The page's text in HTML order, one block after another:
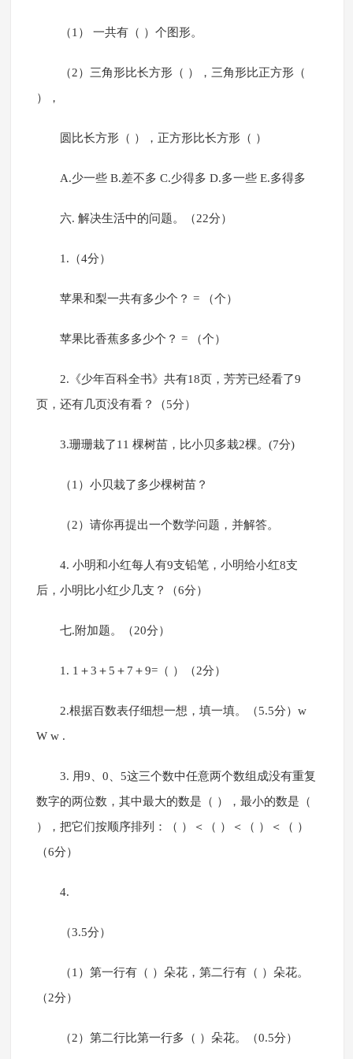
（1） 一共有（ ）个图形。
（2）三角形比长方形（ ），三角形比正方形（
），
圆比长方形（ ），正方形比长方形（ ）
A.少一些 B.差不多 C.少得多 D.多一些 E.多得多
六. 解决生活中的问题。（22分）
1.（4分）
苹果和梨一共有多少个？ = （个）
苹果比香蕉多多少个？ = （个）
2.《少年百科全书》共有18页，芳芳已经看了9
页，还有几页没有看？（5分）
3.珊珊栽了11 棵树苗，比小贝多栽2棵。(7分)
（1）小贝栽了多少棵树苗？
（2）请你再提出一个数学问题，并解答。
4. 小明和小红每人有9支铅笔，小明给小红8支
后，小明比小红少几支？（6分）
七.附加题。（20分）
1. 1＋3＋5＋7＋9=（ ）（2分）
2.根据百数表仔细想一想，填一填。（5.5分）w
W w .
3. 用9、0、5这三个数中任意两个数组成没有重复
数字的两位数，其中最大的数是（ ），最小的数是（
），把它们按顺序排列：（ ）＜（ ）＜（ ）＜（ ）
（6分）
4.
（3.5分）
（1）第一行有（ ）朵花，第二行有（ ）朵花。
（2分）
（2）第二行比第一行多（ ）朵花。（0.5分）